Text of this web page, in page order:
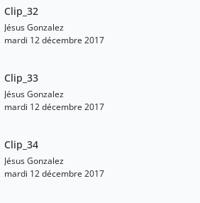
Clip_32
Jésus Gonzalez
mardi 12 décembre 2017
Clip_33
Jésus Gonzalez
mardi 12 décembre 2017
Clip_34
Jésus Gonzalez
mardi 12 décembre 2017